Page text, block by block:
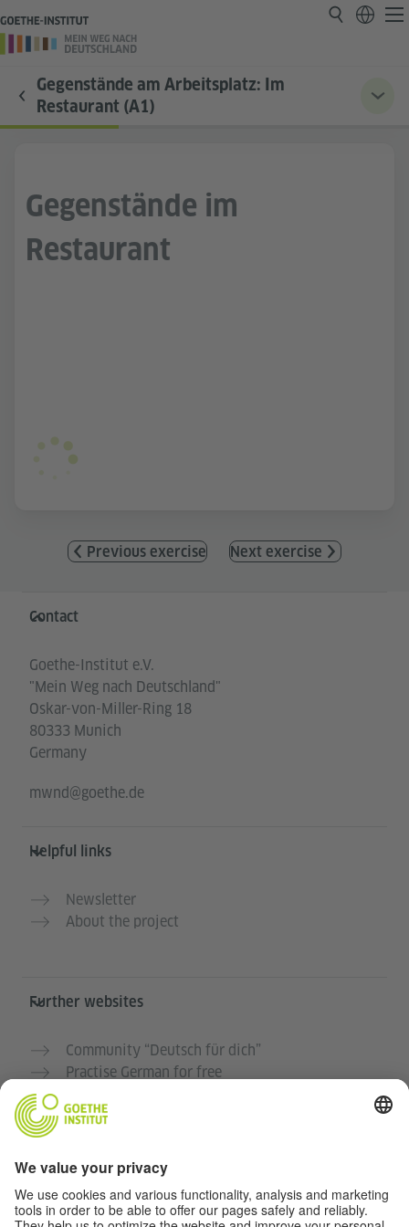
Gegenstände am Arbeitsplatz: Im
Restaurant (A1)
Gegenstände im
Restaurant
Previous exercise Next exercise
Information and services
Contact
Goethe-Institut e.V.
"Mein Weg nach Deutschland"
Oskar-von-Miller-Ring 18
80333 Munich
Germany
mwnd@goethe.de
Helpful links
Newsletter
About the project
Further websites
Community “Deutsch für dich”
Practise German for free
Teacher portal “Deutschstunde”
Privacy and Accessibility